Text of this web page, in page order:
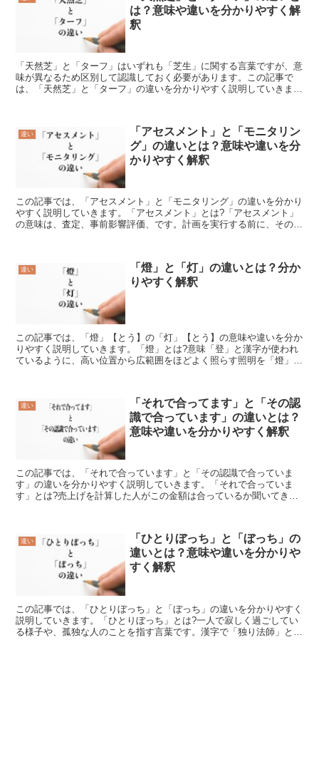
は？意味や違いを分かりやすく解
釈
「天然芝」と「ターフ」はいずれも「芝生」に関する言葉ですが、意
味が異なるため区別して認識しておく必要があります。この記事で
は、「天然芝」と「ターフ」の違いを分かりやすく説明していきま
違い
「アセスメント」と「モニタリン
グ」の違いとは？意味や違いを分
かりやすく解釈
この記事では、「アセスメント」と「モニタリング」の違いを分かり
やすく説明していきます。「アセスメント」とは?「アセスメント」
の意味は、査定、事前影響評価、です。計画を実行する前に、その状
違い
「燈」と「灯」の違いとは？分か
りやすく解釈
この記事では、「燈」【とう】の「灯」【とう】の意味や違いを分か
りやすく説明していきます。「燈」とは?意味「登」と漢字が使われ
ているように、高い位置から広範囲をほどよく照らす照明を「燈」と
違い
「それで合ってます」と「その認
識で合っています」の違いとは？
意味や違いを分かりやすく解釈
この記事では、「それで合っています」と「その認識で合っていま
す」の違いを分かりやすく説明していきます。「それで合っていま
す」とは?売上げを計算した人がこの金額は合っているか聞いてきた
違い
「ひとりぼっち」と「ぼっち」の
違いとは？意味や違いを分かりや
すく解釈
この記事では、「ひとりぼっち」と「ぼっち」の違いを分かりやすく
説明していきます。「ひとりぼっち」とは?一人で寂しく過ごしてい
る様子や、孤独な人のことを指す言葉です。漢字で「独り法師」と書